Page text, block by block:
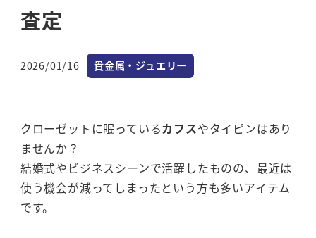
査定
投稿日
2026/01/16 カテゴリー
貴金属・ジュエリー
クローゼットに眠っているカフスやタイピンはあり
ませんか？
結婚式やビジネスシーンで活躍したものの、最近は
使う機会が減ってしまったという方も多いアイテム
です。